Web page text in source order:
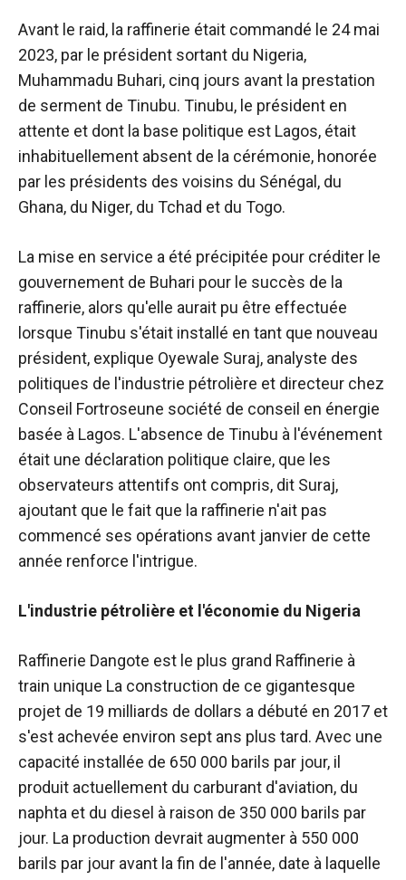
Avant le raid, la raffinerie était commandé le 24 mai
2023, par le président sortant du Nigeria,
Muhammadu Buhari, cinq jours avant la prestation
de serment de Tinubu. Tinubu, le président en
attente et dont la base politique est Lagos, était
inhabituellement absent de la cérémonie, honorée
par les présidents des voisins du Sénégal, du
Ghana, du Niger, du Tchad et du Togo.
La mise en service a été précipitée pour créditer le
gouvernement de Buhari pour le succès de la
raffinerie, alors qu'elle aurait pu être effectuée
lorsque Tinubu s'était installé en tant que nouveau
président, explique Oyewale Suraj, analyste des
politiques de l'industrie pétrolière et directeur chez
Conseil Fortroseune société de conseil en énergie
basée à Lagos. L'absence de Tinubu à l'événement
était une déclaration politique claire, que les
observateurs attentifs ont compris, dit Suraj,
ajoutant que le fait que la raffinerie n'ait pas
commencé ses opérations avant janvier de cette
année renforce l'intrigue.
L'industrie pétrolière et l'économie du Nigeria
Raffinerie Dangote est le plus grand Raffinerie à
train unique La construction de ce gigantesque
projet de 19 milliards de dollars a débuté en 2017 et
s'est achevée environ sept ans plus tard. Avec une
capacité installée de 650 000 barils par jour, il
produit actuellement du carburant d'aviation, du
naphta et du diesel à raison de 350 000 barils par
jour. La production devrait augmenter à 550 000
barils par jour avant la fin de l'année, date à laquelle